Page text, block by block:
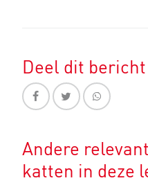
Deel dit bericht
Andere
katten in deze